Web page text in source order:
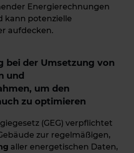
Energierechnungen
kann potenzielle
aufdecken.
bei der Umsetzung von
und
, um den
zu optimieren
(GEG) verpflichtet
zur regelmäßigen,
aller energetischen Daten,